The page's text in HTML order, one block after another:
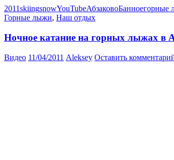
2011skiingsnowYouTubeАбзаковоБанноегорные
Горные лыжи, Наш отдых
Ночное катание на горных лыжах в
Видео 11/04/2011 Aleksey Оставить